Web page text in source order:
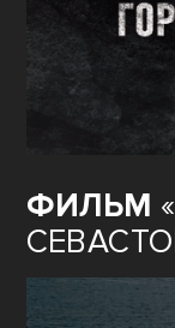
ФИЛЬМ